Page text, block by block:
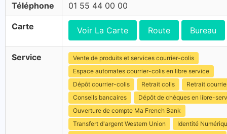
Téléphone 01 55 44 00 00
Carte Voir La Carte Route Bureau
Service
Vente de produits et services courrier-colis
Espace automates courrier-colis en libre service
Dépôt courrier-colis
Retrait colis
Retrait
Conseils bancaires
Dépôt de chèques en libre-
Ouverture de compte Ma French Bank
Transfert d'argent Western Union
Identité